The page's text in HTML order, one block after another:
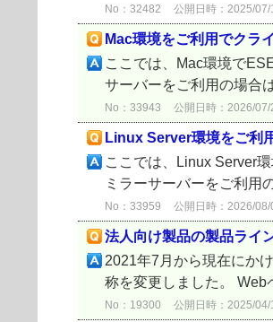
No：32482 公開日時：2025/07/
Mac環境をご利用でクラ
ここでは、Mac環境で
サーバーをご利用の場合
No：33943 公開日時：2026/07/
Linux Server環境をご利
ここでは、Linux Server
ミラーサーバーをご利用
No：33959 公開日時：2026/08/
法人向け製品の製品ライ
2021年7月から現在にか
称を変更しました。 Web
No：19300 公開日時：2025/04/